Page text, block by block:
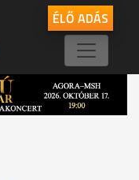
ÉLŐ ADÁS